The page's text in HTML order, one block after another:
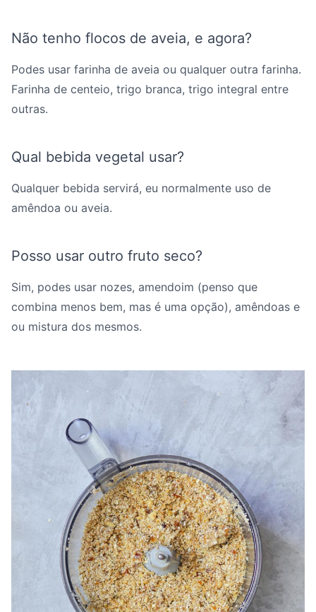
Não tenho flocos de aveia, e agora?
Podes usar farinha de aveia ou qualquer outra farinha.
Farinha de centeio, trigo branca, trigo integral entre
outras.
Qual bebida vegetal usar?
Qualquer bebida servirá, eu normalmente uso de
amêndoa ou aveia.
Posso usar outro fruto seco?
Sim, podes usar nozes, amendoim (penso que
combina menos bem, mas é uma opção), amêndoas e
ou mistura dos mesmos.